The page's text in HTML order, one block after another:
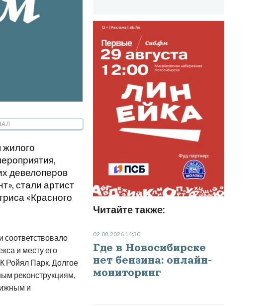
жилого
девелоперов
стали артист
«Красного
и месту его
Ройял Парк. Долгое
реконструкциям,
и
Читайте также:
02.08.2026 14:30
Где в Новосибирске
нет бензина: онлайн-
мониторинг